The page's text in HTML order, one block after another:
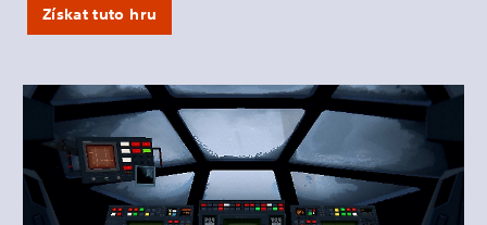
Získat tuto hru